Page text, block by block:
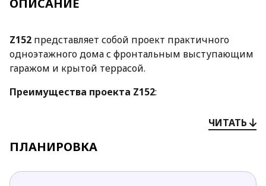
Z152 представляет собой проект практичного
одноэтажного дома с фронтальным выступающим
гаражом и крытой террасой.
Преимущества проекта Z152:
быстрый доступ к любому помещению, а
также исключит необходимость перехода с
Четкое разделение ночной и дневной зоны
ЧИТАТЬ
ПЛАНИРОВКА